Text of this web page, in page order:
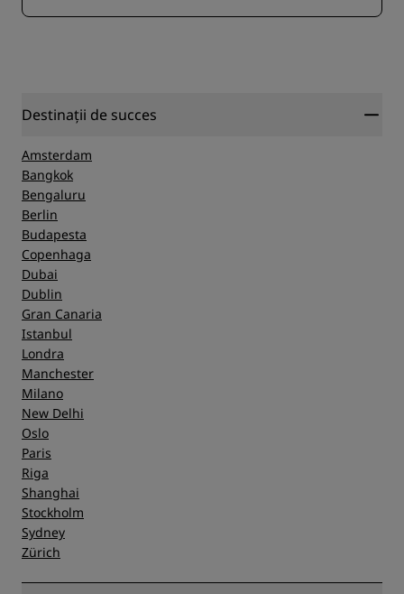
Destinații de succes
Amsterdam
Bangkok
Bengaluru
Berlin
Budapesta
Copenhaga
Dubai
Dublin
Gran Canaria
Istanbul
Londra
Manchester
Milano
New Delhi
Oslo
Paris
Riga
Shanghai
Stockholm
Sydney
Zürich